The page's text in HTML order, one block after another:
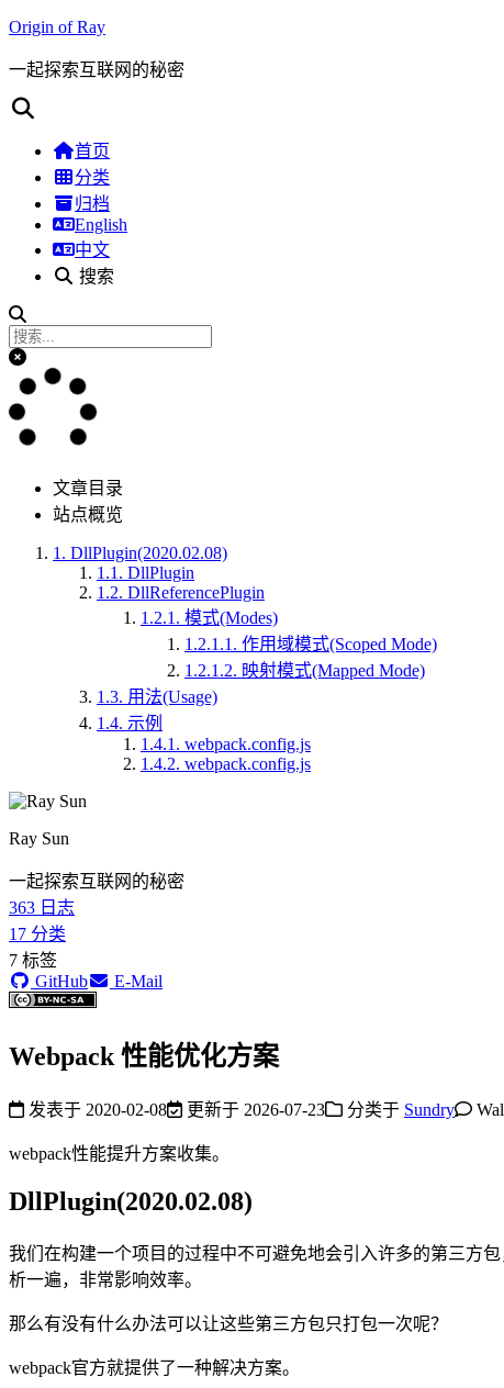
Origin of Ray
一起探索互联网的秘密
首页
分类
归档
English
中文
搜索
文章目录
站点概览
1. DllPlugin(2020.02.08)
1.1. DllPlugin
1.2. DllReferencePlugin
1.2.1. 模式(Modes)
1.2.1.1. 作用域模式(Scoped Mode)
1.2.1.2. 映射模式(Mapped Mode)
1.3. 用法(Usage)
1.4. 示例
1.4.1. webpack.config.js
1.4.2. webpack.config.js
Ray Sun
一起探索互联网的秘密
363 日志
17 分类
7 标签
GitHub
E-Mail
Webpack 性能优化方案
发表于 2020-02-08 更新于 2026-07-23 分类于 Sundry
webpack性能提升方案收集。
DllPlugin(2020.02.08)
我们在构建一个项目的过程中不可避免地会引入许多的第三方
析一遍，非常影响效率。
那么有没有什么办法可以让这些第三方包只打包一次呢？
webpack官方就提供了一种解决方案。